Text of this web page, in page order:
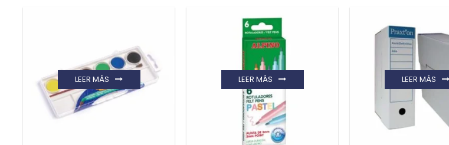
LEER MÁS LEER MÁS LEER MÁS